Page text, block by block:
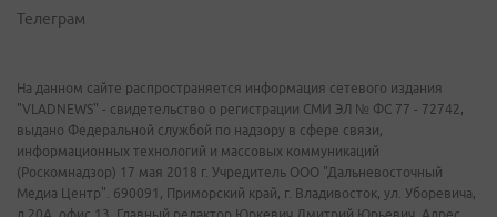
Телеграм
На данном сайте распространяется информация сетевого издания
"VLADNEWS" - свидетельство о регистрации СМИ ЭЛ № ФС 77 - 72742,
выдано Федеральной службой по надзору в сфере связи,
информационных технологий и массовых коммуникаций
(Роскомнадзор) 17 мая 2018 г. Учредитель ООО "Дальневосточный
Медиа Центр". 690091, Приморский край, г. Владивосток, ул. Уборевича,
д.20А, офис 13. Главный редактор Юркевич Дмитрий Юрьевич. Адрес